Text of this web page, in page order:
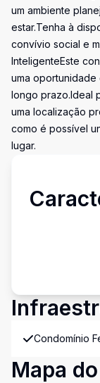
um ambiente
estar.Tenha à
convívio social e
InteligenteEste
uma
longo prazo.Ideal
uma localização
como é possível
lugar.
Condomínio
Mapa